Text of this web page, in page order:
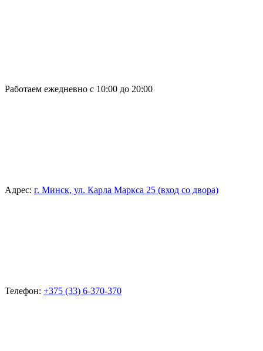
Работаем ежедневно с 10:00 до 20:00
Адрес: г. Минск, ул. Карла Маркса 25 (вход со двора)
Телефон: +375 (33) 6-370-370